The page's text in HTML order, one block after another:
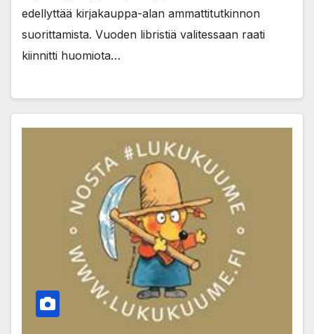
edellyttää kirjakauppa-alan ammattitutkinnon
suorittamista. Vuoden libristiä valitessaan raati
kiinnitti huomiota…